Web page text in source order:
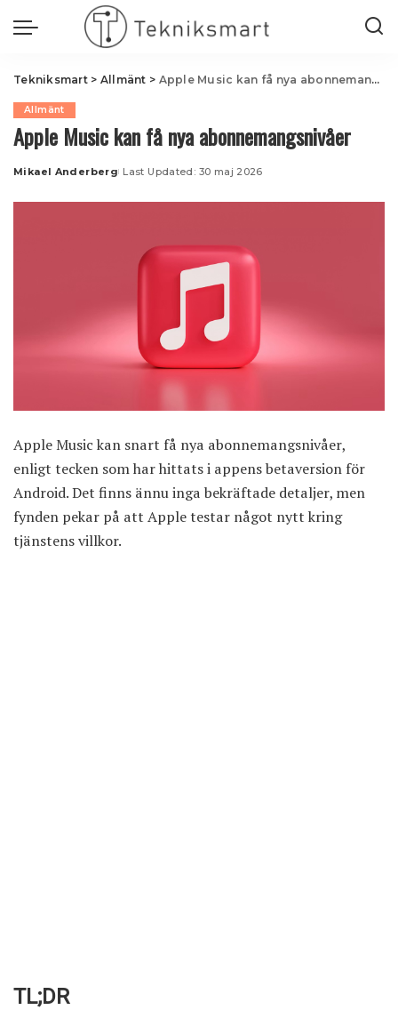
Tekniksmart> Allmänt > Apple Music kan få nya abonnemangsnivåer
Allmänt
Apple Music kan få nya abonnemangsnivåer
Posted
Mikael Anderberg Last Updated: 30 maj 2026
Apple Music kan snart få nya abonnemangsnivåer,
enligt tecken som har hittats i appens betaversion för
Android. Det finns ännu inga bekräftade detaljer, men
fynden pekar på att Apple testar något nytt kring
tjänstens villkor.
TL;DR